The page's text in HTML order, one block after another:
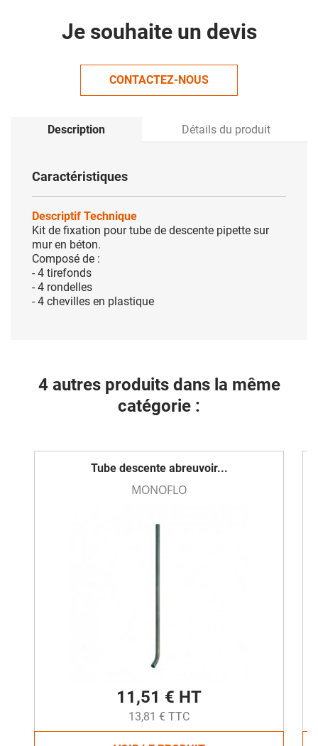
Je souhaite un devis
CONTACTEZ-NOUS
Description Détails du produit
Caractéristiques
Descriptif Technique
Kit de fixation pour tube de descente pipette sur
mur en béton.
Composé de :
- 4 tirefonds
- 4 rondelles
- 4 chevilles en plastique
4 autres produits dans la même
catégorie :
Tube descente abreuvoir...
MONOFLO
11,51 € HT
13,81 € TTC